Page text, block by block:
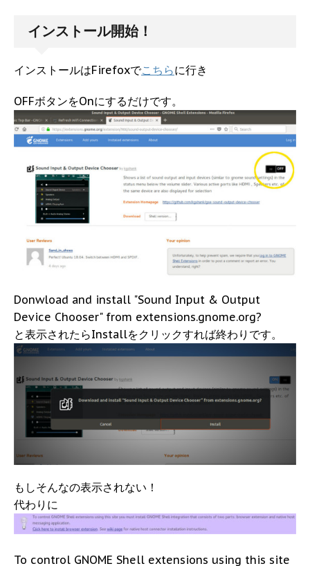
インストール開始！
インストールはFirefoxでこちらに行き
OFFボタンをOnにするだけです。
Donwload and install "Sound Input & Output
Device Chooser" from extensions.gnome.org?
と表示されたらInstallをクリックすれば終わりです。
もしそんなの表示されない！
代わりに
To control GNOME Shell extensions using this site